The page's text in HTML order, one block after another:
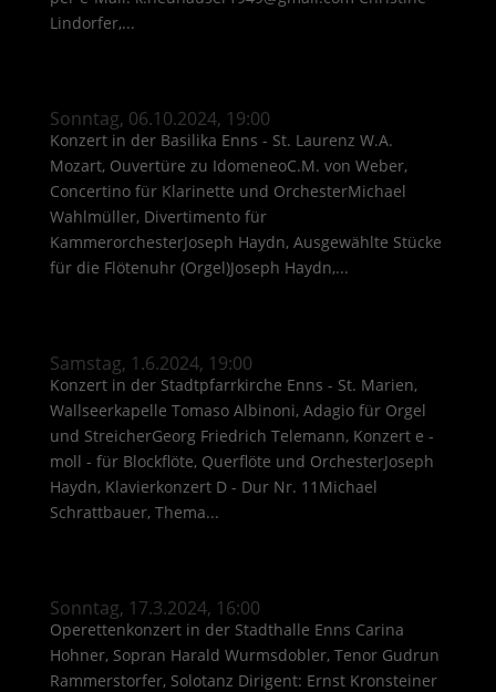
Lindorfer,...
Sonntag, 06.10.2024, 19:00
Konzert in der Basilika Enns - St. Laurenz W.A.
Mozart, Ouvertüre zu IdomeneoC.M. von Weber,
Concertino für Klarinette und OrchesterMichael
Wahlmüller, Divertimento für
KammerorchesterJoseph Haydn, Ausgewählte Stücke
für die Flötenuhr (Orgel)Joseph Haydn,...
Samstag, 1.6.2024, 19:00
Konzert in der Stadtpfarrkirche Enns - St. Marien,
Wallseerkapelle Tomaso Albinoni, Adagio für Orgel
und StreicherGeorg Friedrich Telemann, Konzert e -
moll - für Blockflöte, Querflöte und OrchesterJoseph
Haydn, Klavierkonzert D - Dur Nr. 11Michael
Schrattbauer, Thema...
Sonntag, 17.3.2024, 16:00
Operettenkonzert in der Stadthalle Enns Carina
Hohner, Sopran Harald Wurmsdobler, Tenor Gudrun
Rammerstorfer, Solotanz Dirigent: Ernst Kronsteiner